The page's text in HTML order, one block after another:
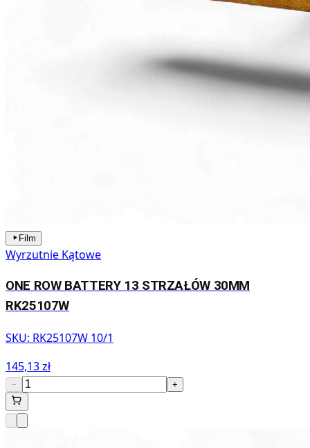
Film
Wyrzutnie Kątowe
ONE ROW BATTERY 13 STRZAŁÓW 30MM
RK25107W
SKU: RK25107W 10/1
145,13 zł
− +